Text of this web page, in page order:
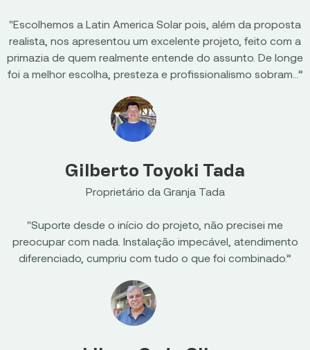
"Escolhemos a Latin America Solar pois, além da proposta
realista, nos apresentou um excelente projeto, feito com a
primazia de quem realmente entende do assunto. De longe
foi a melhor escolha, presteza e profissionalismo sobram...”
Gilberto Toyoki Tada
Proprietário da Granja Tada
"Suporte desde o início do projeto, não precisei me
preocupar com nada. Instalação impecável, atendimento
diferenciado, cumpriu com tudo o que foi combinado.”